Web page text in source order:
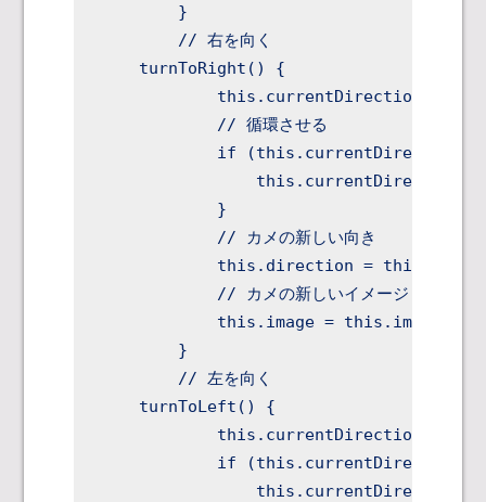
        }
        // 右を向く
    turnToRight() {
            this.currentDirection++;
            // 循環させる
if (this.currentDirection
this.currentDirection =
            }
            // カメの新しい向き
this.direction =
            // カメの新しいイメージ
this.image =
        }
        // 左を向く
    turnToLeft() {
            this.currentDirection--;
if (this.currentDirection
this.currentDirection =